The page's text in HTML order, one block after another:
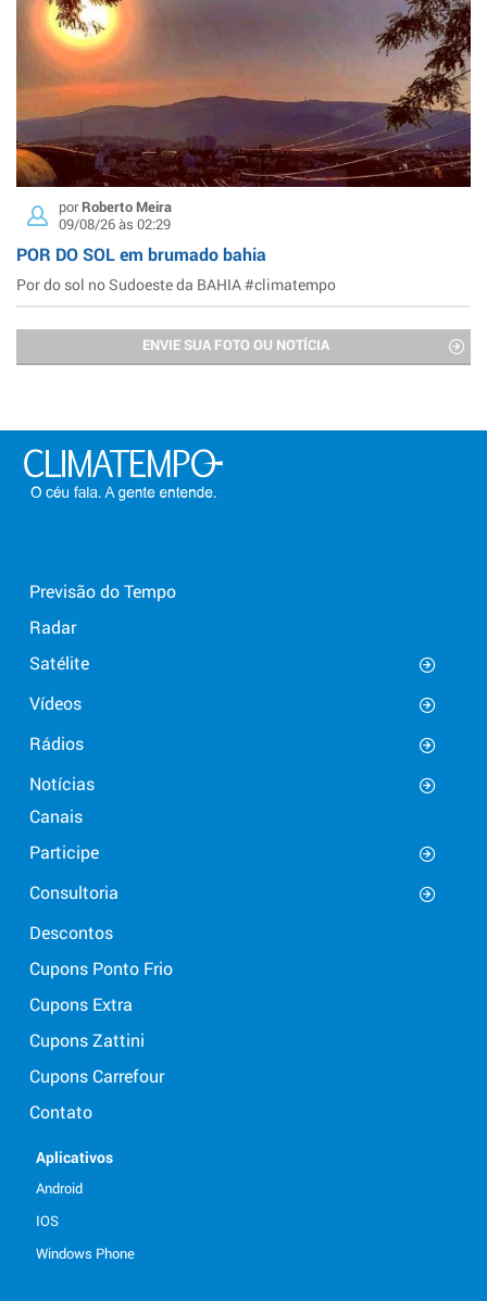
porRoberto Meira
09/08/26 às 02:29
POR DO SOL em brumado bahia
Por do sol no Sudoeste da BAHIA #climatempo
ENVIE SUA FOTO OU NOTÍCIA
Previsão do Tempo
Radar
Satélite
Vídeos
Rádios
Notícias
Canais
Participe
Consultoria
Descontos
Cupons Ponto Frio
Cupons Extra
Cupons Zattini
Cupons Carrefour
Contato
Aplicativos
Android
IOS
Windows Phone